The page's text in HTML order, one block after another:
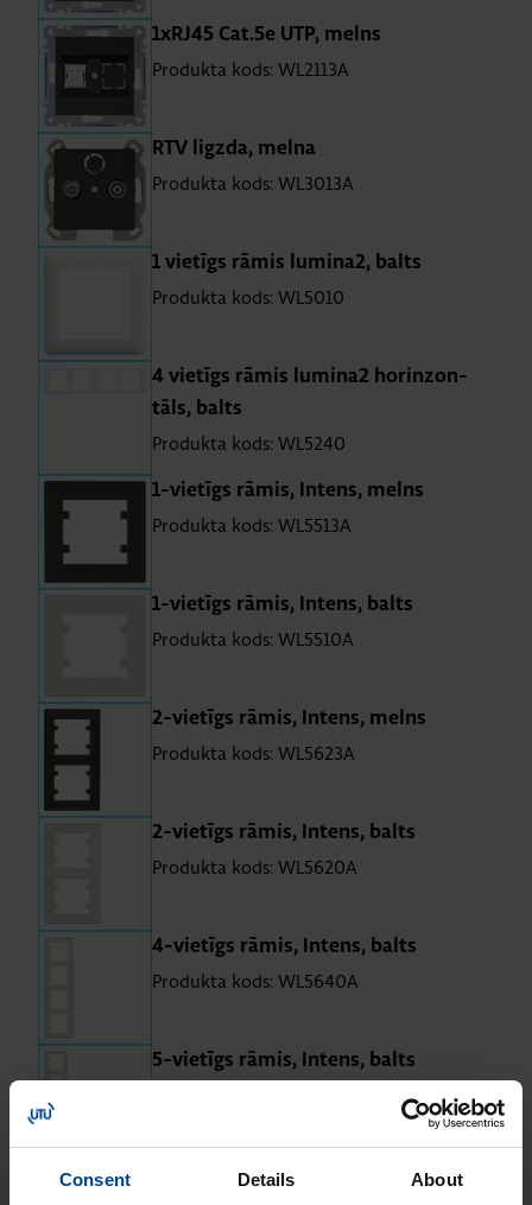
Consent Details About
1xRJ45 Cat.5e UTP, melns
Produkta kods: WL2113A
RTV lig­zda, melna
Produkta kods: WL3013A
1 vie­tīgs rāmis lu­mi­na2, balts
Produkta kods: WL5010
4 vie­tīgs rāmis lu­mi­na2 ho­rinzon­
tāls, balts
Produkta kods: WL5240
1-vie­tīgs rāmis, In­tens, melns
Produkta kods: WL5513A
1-vie­tīgs rāmis, In­tens, balts
Produkta kods: WL5510A
2-vie­tīgs rāmis, In­tens, melns
Produkta kods: WL5623A
2-vie­tīgs rāmis, In­tens, balts
Produkta kods: WL5620A
4-vie­tīgs rāmis, In­tens, balts
Produkta kods: WL5640A
5-vie­tīgs rāmis, In­tens, balts
4-vie­tīgs rāmis, In­tens, melns